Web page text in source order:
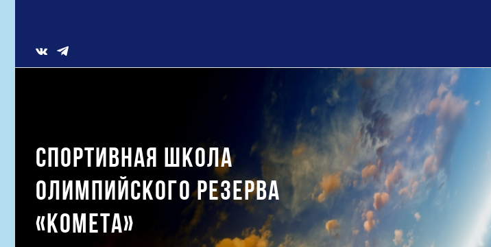
Vk
СПОРТИВНАЯ ШКОЛА
ОЛИМПИЙСКОГО РЕЗЕРВА
«КОМЕТА»